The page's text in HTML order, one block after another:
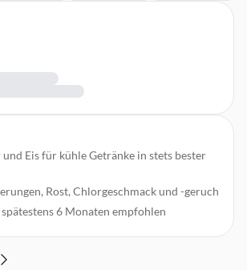
und Eis für kühle Getränke in stets bester
Rost, Chlorgeschmack und -geruch
6 Monaten empfohlen